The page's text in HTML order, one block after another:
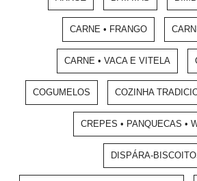
CARNE • FRANGO
CARNE • VACA E VITELA
COGUMELOS COZINHA
CREPES • PANQUECAS •
DISPÁRA-